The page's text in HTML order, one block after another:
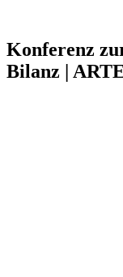
Konferenz
Bilanz |